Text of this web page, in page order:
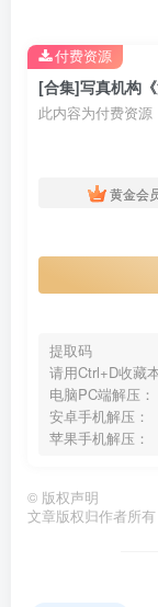
拉/PartyCat轰趴
合集目录：
《潘多拉》
《潘多拉》
《潘多拉》
《潘多拉》
《潘多拉》
《潘多拉》
《潘多拉》
《潘多拉》
《潘多拉》
此内容为付费资
黄金会
提取码
请用Ctrl+D收藏
电脑PC端解压：
安卓手机解压：
苹果手机解压：
付费资源
© 版权声明
文章版权归作者所有